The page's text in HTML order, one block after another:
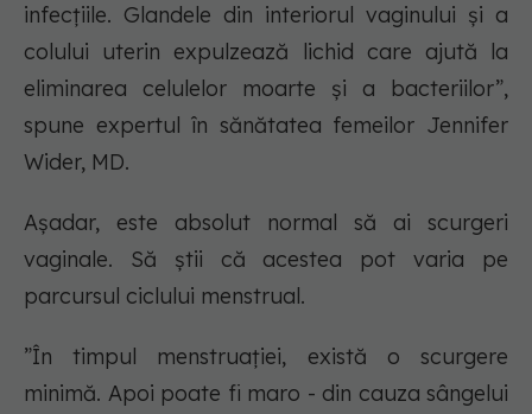
infecțiile. Glandele din interiorul vaginului și a
colului uterin expulzează lichid care ajută la
eliminarea celulelor moarte și a bacteriilor”,
spune expertul în sănătatea femeilor Jennifer
Wider, MD.
Așadar, este absolut normal să ai scurgeri
vaginale. Să știi că acestea pot varia pe
parcursul ciclului menstrual.
”În timpul menstruației, există o scurgere
minimă. Apoi poate fi maro - din cauza sângelui